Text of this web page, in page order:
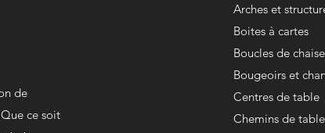
de
ce soit
Arches et
Boites à cartes
Boucles de chaise
Bougeoirs et
Centres de table
Chemins de table